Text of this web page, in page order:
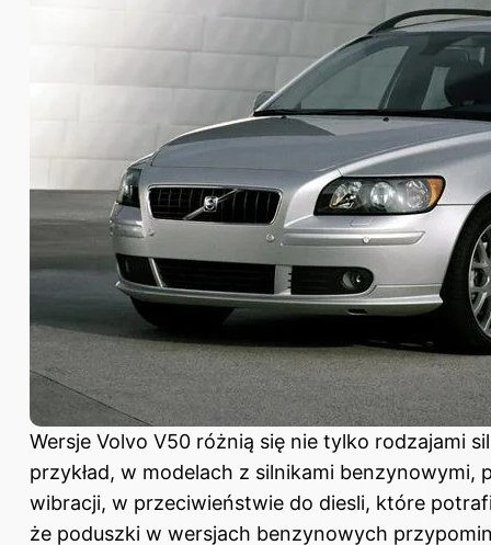
Wersje Volvo V50 różnią się nie tylko rodzajami
przykład, w modelach z silnikami
wibracji, w przeciwieństwie do diesli, które
że poduszki w wersjach benzynowych